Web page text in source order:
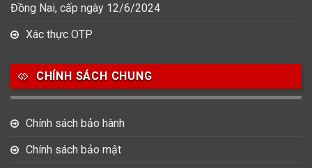
Đồng Nai, cấp ngày 12/6/2024
Xác thực OTP
CHÍNH SÁCH CHUNG
Chính sách bảo hành
Chính sách bảo mật